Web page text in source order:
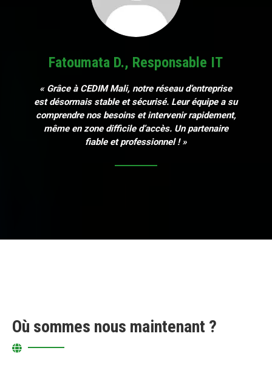
Fatoumata D., Responsable IT
« Grâce à CEDIM Mali, notre réseau d’entreprise
est désormais stable et sécurisé. Leur équipe a su
comprendre nos besoins et intervenir rapidement,
même en zone difficile d’accès. Un partenaire
fiable et professionnel ! »
Où sommes nous maintenant ?